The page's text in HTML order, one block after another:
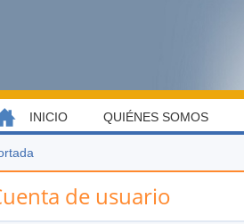
de usuario
INICIO QUIÉNES SOMOS